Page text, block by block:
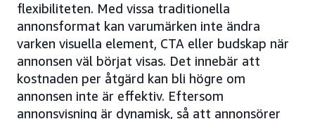
flexibiliteten. Med vissa traditionella
annonsformat kan varumärken inte ändra
varken visuella element, CTA eller budskap när
annonsen väl börjat visas. Det innebär att
kostnaden per åtgärd kan bli högre om
annonsen inte är effektiv. Eftersom
annonsvisning är dynamisk, så att annonsörer